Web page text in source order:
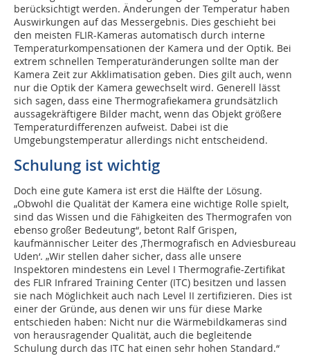
berücksichtigt werden. Änderungen der Temperatur haben
Auswirkungen auf das Messergebnis. Dies geschieht bei
den meisten FLIR-Kameras automatisch durch interne
Temperaturkompensationen der Kamera und der Optik. Bei
extrem schnellen Temperaturänderungen sollte man der
Kamera Zeit zur Akklimatisation geben. Dies gilt auch, wenn
nur die Optik der Kamera gewechselt wird. Generell lässt
sich sagen, dass eine Thermografiekamera grundsätzlich
aussagekräftigere Bilder macht, wenn das Objekt größere
Temperaturdifferenzen aufweist. Dabei ist die
Umgebungstemperatur allerdings nicht entscheidend.
Schulung ist wichtig
Doch eine gute Kamera ist erst die Hälfte der Lösung.
„Obwohl die Qualität der Kamera eine wichtige Rolle spielt,
sind das Wissen und die Fähigkeiten des Thermografen von
ebenso großer Bedeutung“, betont Ralf Grispen,
kaufmännischer Leiter des ‚Thermografisch en Adviesbureau
Uden‘. „Wir stellen daher sicher, dass alle unsere
Inspektoren mindestens ein Level I Thermografie-Zertifikat
des FLIR Infrared Training Center (ITC) besitzen und lassen
sie nach Möglichkeit auch nach Level II zertifizieren. Dies ist
einer der Gründe, aus denen wir uns für diese Marke
entschieden haben: Nicht nur die Wärmebildkameras sind
von herausragender Qualität, auch die begleitende
Schulung durch das ITC hat einen sehr hohen Standard.“